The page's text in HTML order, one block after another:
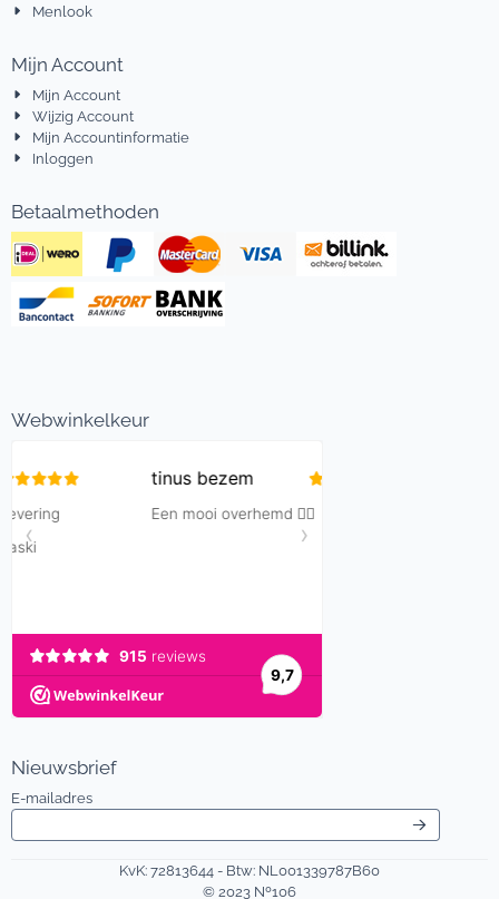
Menlook
Mijn Account
Mijn Account
Wijzig Account
Mijn Accountinformatie
Inloggen
Betaalmethoden
Webwinkelkeur
Nieuwsbrief
E-mailadresVul je e-mailadres in voor de nieuwsbrief
KvK: 72813644 - Btw: NL001339787B60
© 2023 Nº106